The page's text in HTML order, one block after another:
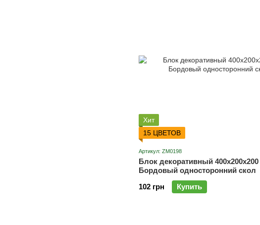
Хит
15 ЦВЕТОВ
Артикул: ZM0198
Блок декоративный
Бордовый односторонний скол
102 грн
Купить